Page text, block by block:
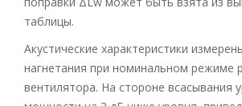
таблицы.
Акустические характеристики
нагнетания при номинальном режиме
вентилятора. На стороне всасывания